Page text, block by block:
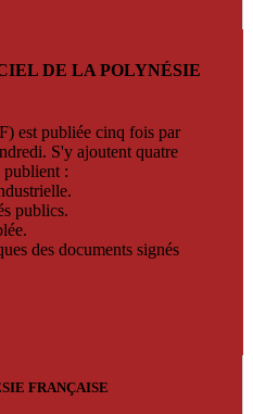
DE LA POLYNÉSIE
est publiée cinq fois par
S'y ajoutent quatre
publient :
publics.
des documents signés
FRANÇAISE